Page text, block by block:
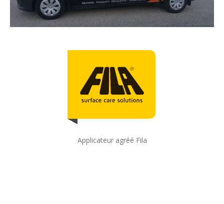
Applicateur agréé Fila